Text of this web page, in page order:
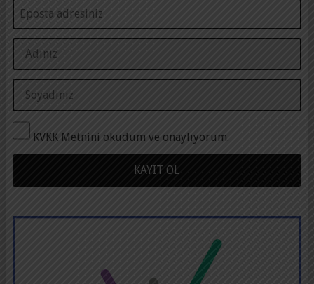
KVKK Metnini okudum ve onaylıyorum.